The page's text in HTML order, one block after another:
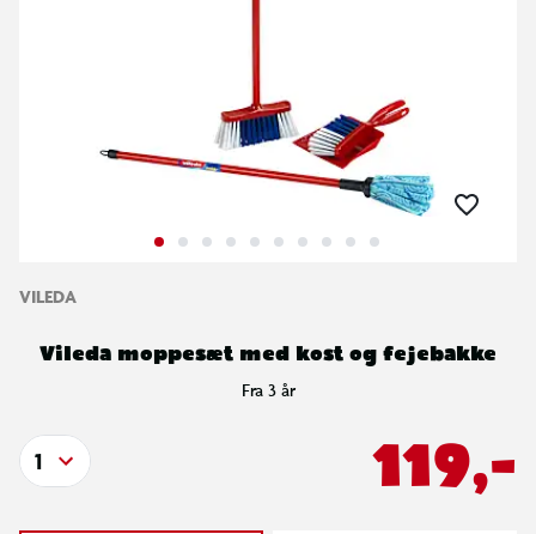
VILEDA
Vileda moppesæt med kost og fejebakke
Fra 3 år
119,-
1